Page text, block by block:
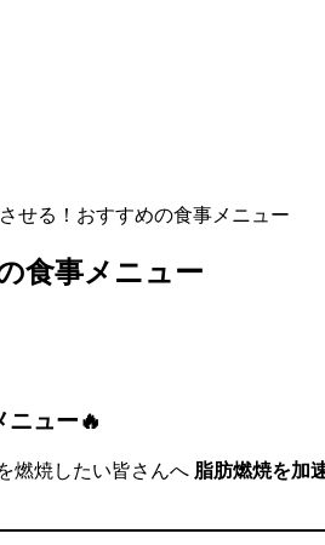
せる！おすすめの食事メニュー
食事メニュー
ニュー🔥
燃焼したい皆さんへ 脂肪燃焼を加